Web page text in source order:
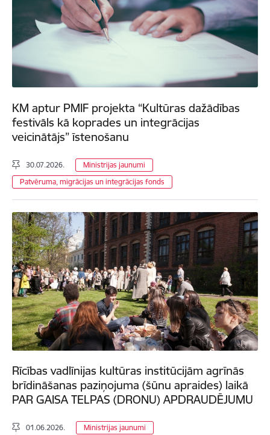
KM aptur PMIF projekta “Kultūras dažādības
festivāls kā koprades un integrācijas
veicinātājs” īstenošanu
30.07.2026.
Ministrijas jaunumi
Patvēruma, migrācijas un integrācijas fonds
Rīcības vadlīnijas kultūras institūcijām agrīnās
brīdināšanas paziņojuma (šūnu apraides) laikā
PAR GAISA TELPAS (DRONU) APDRAUDĒJUMU
01.06.2026. Ministrijas jaunumi